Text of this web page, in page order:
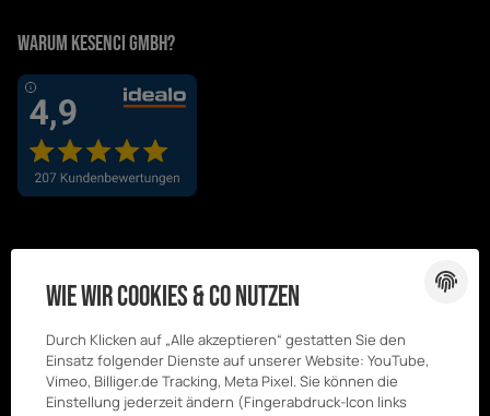
Warum Kesenci GmbH?
Wie wir Cookies & Co nutzen
Durch Klicken auf „Alle akzeptieren“ gestatten Sie den
Einsatz folgender Dienste auf unserer Website: YouTube,
Vimeo, Billiger.de Tracking, Meta Pixel. Sie können die
Einstellung jederzeit ändern (Fingerabdruck-Icon links